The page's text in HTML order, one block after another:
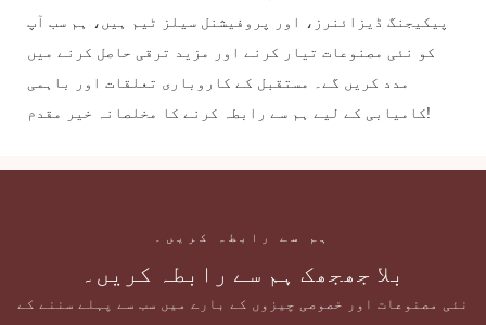
پیکیجنگ ڈیزائنرز، اور پروفیشنل سیلز ٹیم ہیں، ہم سب آپ
کو نئی مصنوعات تیار کرنے اور مزید ترقی حاصل کرنے میں
مدد کریں گے۔ مستقبل کے کاروباری تعلقات اور باہمی
کامیابی کے لیے ہم سے رابطہ کرنے کا مخلصانہ خیر مقدم!
ہم سے رابطہ کریں۔
بلا جھجھک ہم سے رابطہ کریں۔
نئی مصنوعات اور خصوصی چیزوں کے بارے میں سب سے پہلے سننے کے